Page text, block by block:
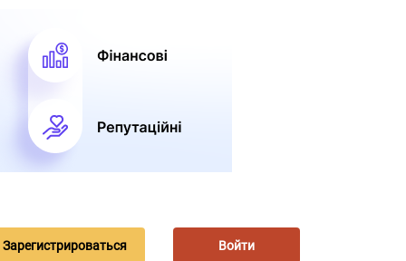
Зарегистрироваться Войти